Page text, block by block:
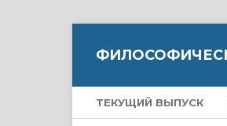
ТЕКУЩИЙ ВЫПУСК